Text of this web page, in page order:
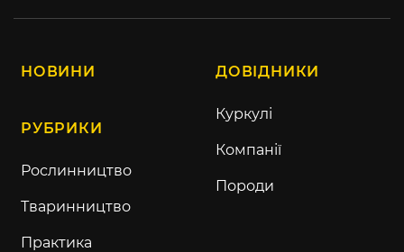
НОВИНИ
РУБРИКИ
Рослинництво
Тваринництво
Практика
ДОВІДНИКИ
Куркулі
Компанії
Породи